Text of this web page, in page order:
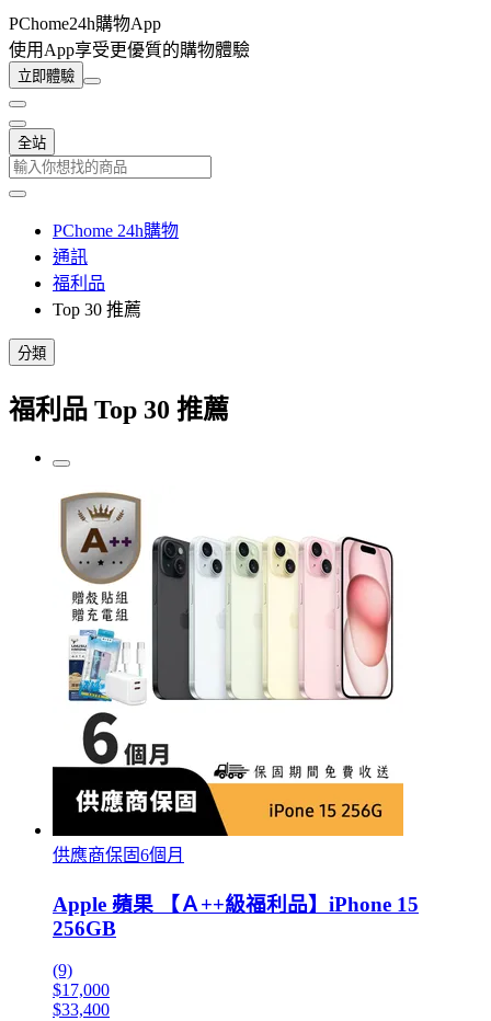
PChome24h購物App
使用App享受更優質的購物體驗
立即體驗
全站
PChome 24h購物
通訊
福利品
Top 30 推薦
分類
福利品 Top 30 推薦
供應商保固6個月
Apple 蘋果 【Ａ++級福利品】iPhone 15
256GB
(9)
$17,000
$33,400